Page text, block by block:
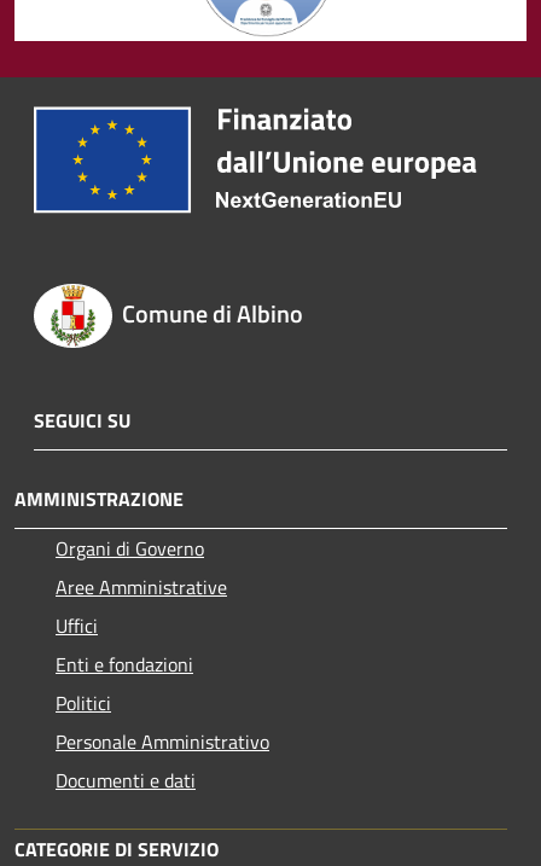
Comune di Albino
SEGUICI SU
AMMINISTRAZIONE
Organi di Governo
Aree Amministrative
Uffici
Enti e fondazioni
Politici
Personale Amministrativo
Documenti e dati
CATEGORIE DI SERVIZIO